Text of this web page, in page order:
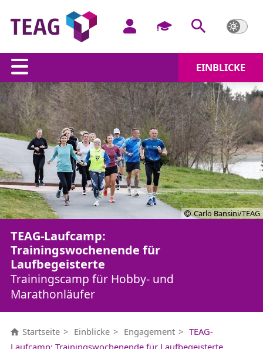
EINBLICKE
Carlo Bansini/TEAG
TEAG-Laufcamp:
Trainingswochenende für
Laufbegeisterte
Trainingscamp für Hobby- und
Marathonläufer
Startseite Einblicke Engagement
TEAG-
Laufcamp: Trainingswochenende für Laufbegeisterte